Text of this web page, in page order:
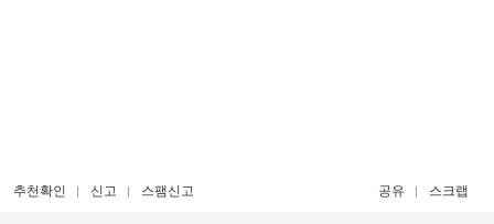
추천확인 신고 스팸신고 공유 스크랩